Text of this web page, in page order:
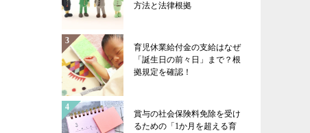
方法と法律根拠
育児休業給付金の支給はなぜ
「誕生日の前々日」まで？根
拠規定を確認！
賞与の社会保険料免除を受け
るための「1か月を超える育